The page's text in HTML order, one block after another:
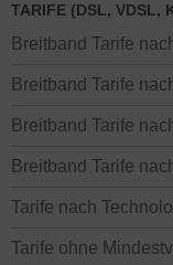
TARIFE (DSL, VDSL,
Breitband Tarife
Breitband Tarife
Breitband Tarife
Breitband Tarife
Tarife nach
Tarife ohne